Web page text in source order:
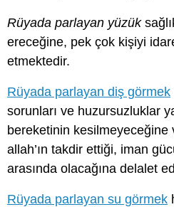
Rüyada parlayan yüzük
ereceğine, pek çok kişiyi
etmektedir.
Rüyada parlayan diş görmek
sorunları ve huzursuzluklar
bereketinin kesilmeyeceğine
allah’ın takdir ettiği, iman
arasında olacağına delalet
Rüyada parlayan su görmek